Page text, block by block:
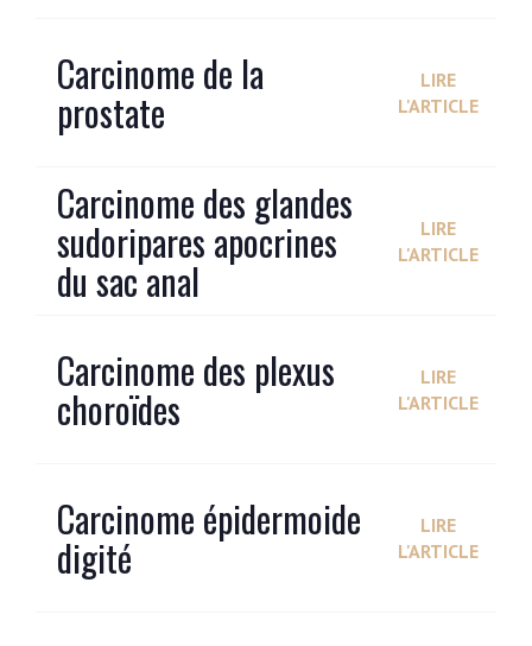
Carcinome de la
prostate
LIRE
L'ARTICLE
Carcinome des glandes
sudoripares apocrines
du sac anal
LIRE
L'ARTICLE
Carcinome des plexus
choroïdes
LIRE
L'ARTICLE
Carcinome épidermoide
digité
LIRE
L'ARTICLE